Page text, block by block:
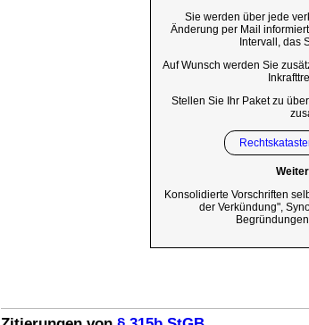
Sie werden über jede
Änderung per Mail
Intervall, das
Auf Wunsch werden Sie
Stellen Sie Ihr Paket zu
Konsolidierte Vorschriften
der Verkündung",